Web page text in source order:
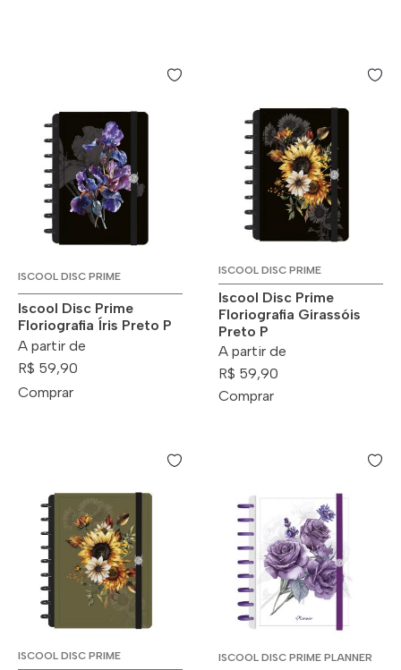
ISCOOL DISC PRIME
Iscool Disc Prime
Floriografia Íris Preto P
A partir de
R$ 59,90
Comprar
ISCOOL DISC PRIME
Iscool Disc Prime
Floriografia Girassóis
Preto P
A partir de
R$ 59,90
Comprar
ISCOOL DISC PRIME
ISCOOL DISC PRIME PLANNER